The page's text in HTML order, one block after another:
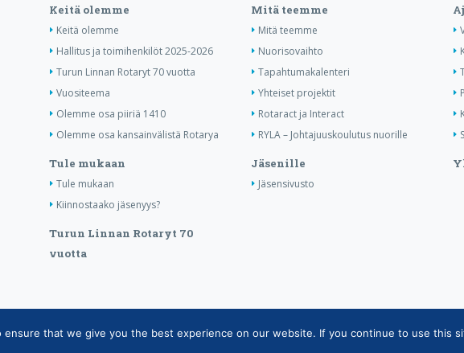
Keitä olemme
Keitä olemme
Hallitus ja toimihenkilöt 2025-2026
Turun Linnan Rotaryt 70 vuotta
Vuositeema
Olemme osa piiriä 1410
Olemme osa kansainvälistä Rotarya
Mitä teemme
Mitä teemme
Nuorisovaihto
Tapahtumakalenteri
Yhteiset projektit
Rotaract ja Interact
RYLA – Johtajuuskoulutus nuorille
Tule mukaan
Tule mukaan
Kiinnostaako jäsenyys?
Jäsenille
Jäsensivusto
Turun Linnan Rotaryt 70
vuotta
Rotarypalvelu ry 2026 |Jäsentietojärjestelmän tietosuojaseloste|Henkilötietojen käsittely
ensure that we give you the best experience on our website. If you continue to use this